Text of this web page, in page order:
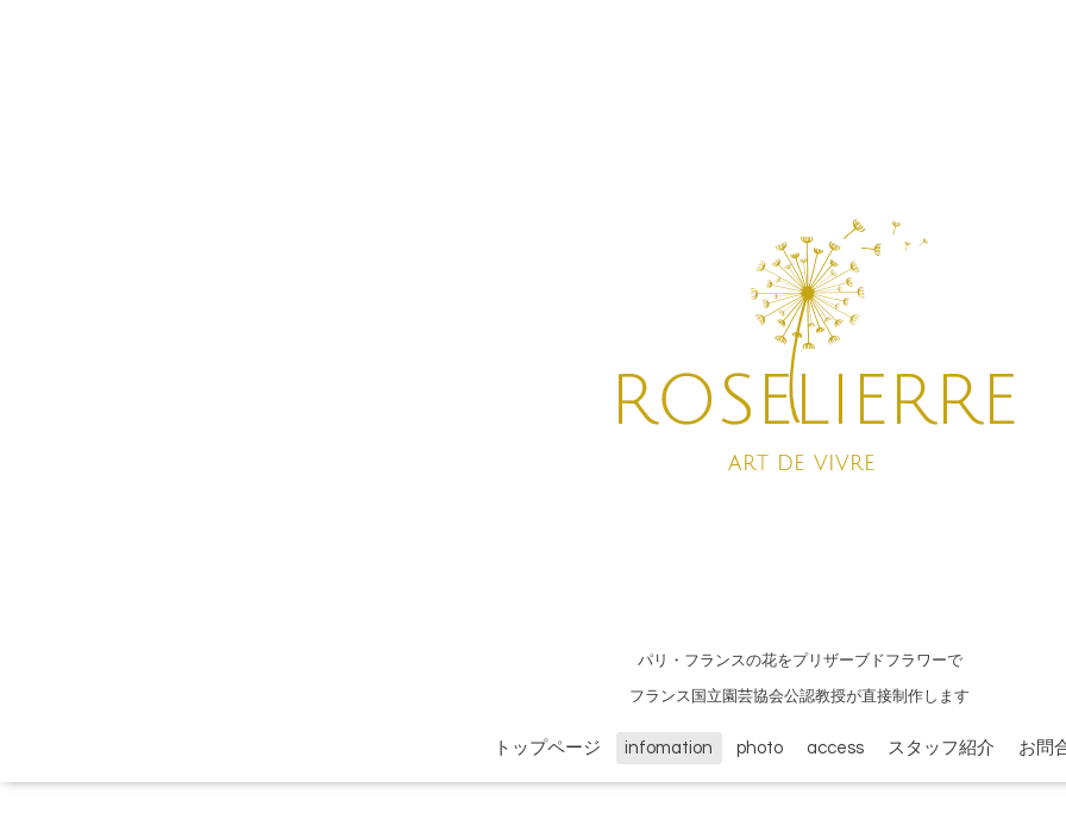
パリ・フランスの花をプリザーブドフラワーで
フランス国立園芸協会公認教授が直接制作します
トップページ infomation photo access スタッフ紹介 お問